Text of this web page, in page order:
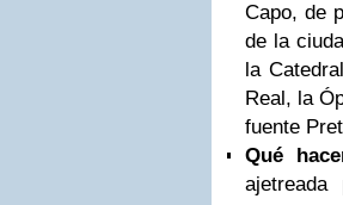
Capo, de
de la
la
Real, la
fuente
Qué